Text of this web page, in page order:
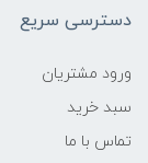
دسترسی سریع
ورود مشتریان
سبد خرید
تماس با ما